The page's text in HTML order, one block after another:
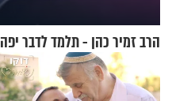
הרב זמיר כהן - תלמד לדבר יפה